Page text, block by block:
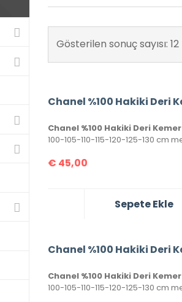
Gösterilen sonuç sayısı: 12
Chanel %100 Hakiki Deri Kemer
€ 45,00
Sepete Ekle
Chanel %100 Hakiki Deri Kemer